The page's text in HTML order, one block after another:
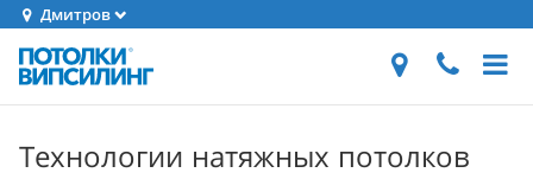
Дмитров
Технологии натяжных потолков